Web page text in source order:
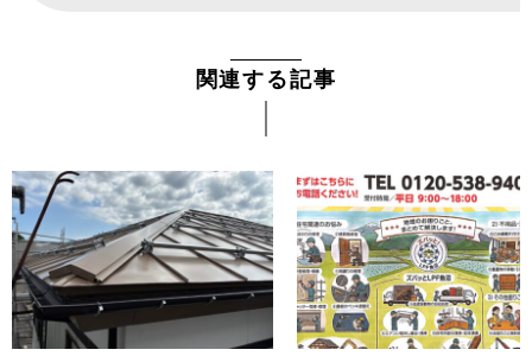
関連する記事